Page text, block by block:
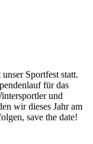
Sportfest statt.
für das
und
wir dieses Jahr am
save the date!